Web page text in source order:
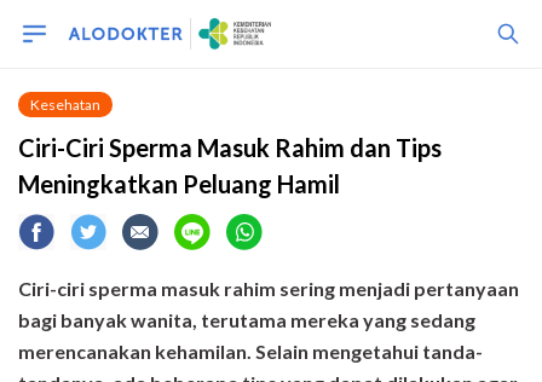
Kesehatan
Ciri-Ciri Sperma Masuk Rahim dan Tips
Meningkatkan Peluang Hamil
Ciri-ciri sperma masuk rahim sering menjadi pertanyaan
bagi banyak wanita, terutama mereka yang sedang
merencanakan kehamilan. Selain mengetahui tanda-